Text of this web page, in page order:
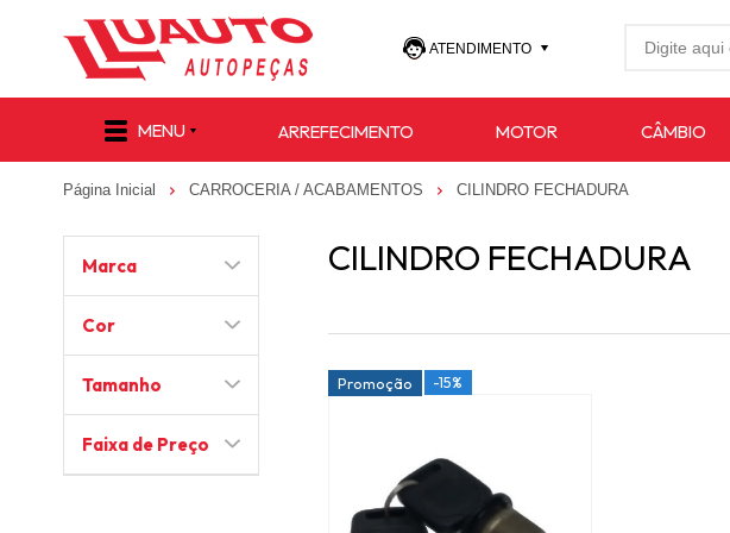
ATENDIMENTO
(47) 3027-4733
MENU ARREFECIMENTO MOTOR CÂMBIO
Página Inicial CARROCERIA / ACABAMENTOS CILINDRO FECHADURA
Marca
Cor
Tamanho
Faixa de Preço
CILINDRO FECHADURA
Promoção -15%